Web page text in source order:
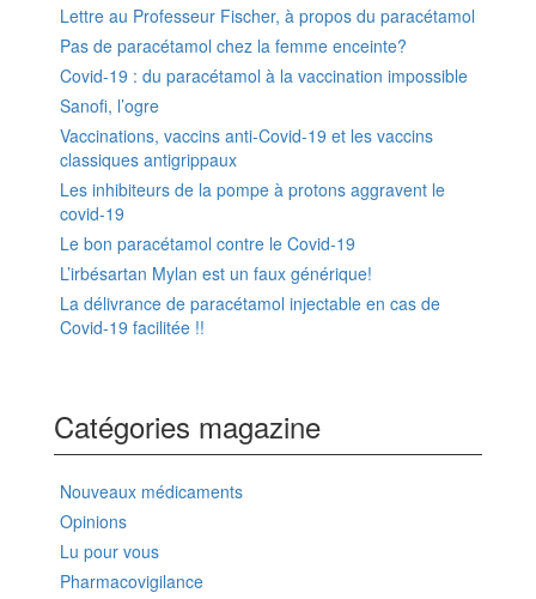
Lettre au Professeur Fischer, à propos du paracétamol
Pas de paracétamol chez la femme enceinte?
Covid-19 : du paracétamol à la vaccination impossible
Sanofi, l’ogre
Vaccinations, vaccins anti-Covid-19 et les vaccins
classiques antigrippaux
Les inhibiteurs de la pompe à protons aggravent le
covid-19
Le bon paracétamol contre le Covid-19
L’irbésartan Mylan est un faux générique!
La délivrance de paracétamol injectable en cas de
Covid-19 facilitée !!
Catégories magazine
Nouveaux médicaments
Opinions
Lu pour vous
Pharmacovigilance